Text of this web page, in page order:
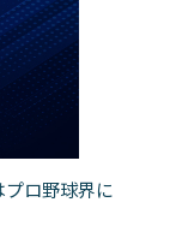
ロ野球界に